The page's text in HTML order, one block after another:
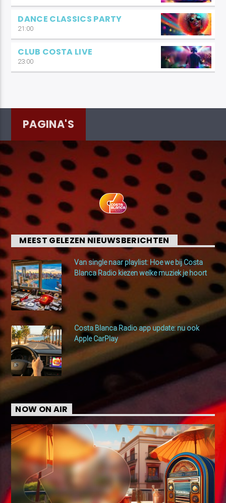
DANCE CLASSICS PARTY
21:00
CLUB COSTA LIVE
23:00
PAGINA'S
MEEST GELEZEN NIEUWSBERICHTEN
Van single naar playlist: Hoe we bij Costa
Blanca Radio kiezen welke muziek je hoort
Costa Blanca Radio app update: nu ook
Apple CarPlay
NOW ON AIR